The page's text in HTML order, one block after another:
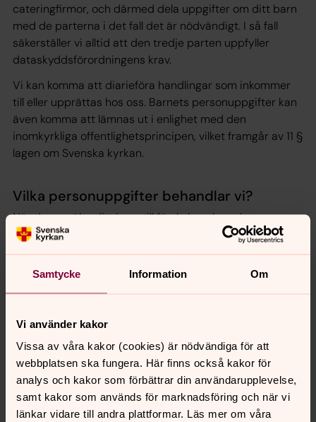
Samtycke Information Om
Vi använder kakor
Vissa av våra kakor (cookies) är nödvändiga för att
webbplatsen ska fungera. Här finns också kakor för
analys och kakor som förbättrar din användarupplevelse,
samt kakor som används för marknadsföring och när vi
länkar vidare till andra plattformar. Läs mer om våra
cateringfirmor, och därmed dela uppgifter om ditt barn
med de parterna i det fall det är nödvändigt. I så fall
säkerställer vi alltid att den tredje parten uppfyller
dataskyddsförordningens krav.
Vi kan komma att diarieföra handlingar som inkommer
till eller upprättas hos oss. Barnets personuppgifter kan
även komma att lämnas ut i enlighet med den
inomkyrkliga offentlighetsprincipen, vilket framgår av 11 §
lagen om Svenska kyrkan.
Vilka personuppgifter behandlar vi?
När du anmäler ditt barn till förskoleverksamheten
lämnar du också in personuppgifter om dig och ditt
barn till Borensbergs pastorat. Detta görs vanligen på en
blankett eller annat formulär där du själv fyller i
personnummer, e-postadress, telefonnummer och
postadress.
För andra närståenderör det sig vanligtvis om namn
och telefonnummer.
För barnrör det sig vanligtvis om namn, personnummer,